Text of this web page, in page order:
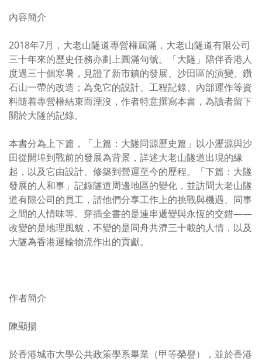
內容簡介
2018年7月，大老山隧道專營權屆滿，大老山隧道有限公司
三十年來的歷史任務亦劃上圓滿句號。「大隧」陪伴香港人
度過三十個寒暑，見證了新市鎮的發展、沙田區的演變、鑽
石山一帶的改造；為免它的設計、工程記錄、內部運作等資
料隨着專營權結束而湮沒，作者特意撰寫本書，為讀者留下
關於大隧的記錄。
本書分為上下篇，「上篇：大隧同源歷史篇」以小瀝源與沙
田從開埠到戰前的發展為背景，詳述大老山隧道出現的緣
起，以及它由設計、修築到營運至今的歷程。「下篇：大隧
發展的人和事」記錄隧道周邊地區的變化，並訪問大老山隧
道有限公司的員工，請他們分享工作上的挑戰與機遇、同事
之間的人情味等。穿插全書的是連串遞變與永恆的交錯——
改變的是地理風貌，不變的是同舟共濟三十載的人情，以及
大隧為香港運輸物流作出的貢獻。
作者簡介
陳顯揚
於香港城市大學公共政策學系畢業（甲等榮譽），並於香港